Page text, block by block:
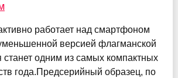
работает над смартфоном
версией флагманской
станет одним из самых компактных
года.Предсерийный образец, по